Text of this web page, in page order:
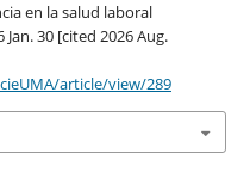
en la salud laboral
30 [cited 2026 Aug.
article/view/289